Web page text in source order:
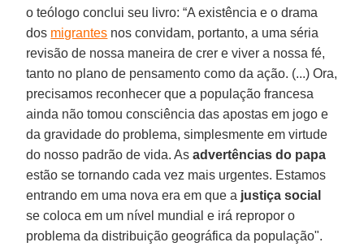
o teólogo conclui seu livro: “A existência e o drama
dos migrantes nos convidam, portanto, a uma séria
revisão de nossa maneira de crer e viver a nossa fé,
tanto no plano de pensamento como da ação. (...) Ora,
precisamos reconhecer que a população francesa
ainda não tomou consciência das apostas em jogo e
da gravidade do problema, simplesmente em virtude
do nosso padrão de vida. Asadvertências do papa
estão se tornando cada vez mais urgentes. Estamos
entrando em uma nova era em que a justiça social
se coloca em um nível mundial e irá repropor o
problema da distribuição geográfica da população".